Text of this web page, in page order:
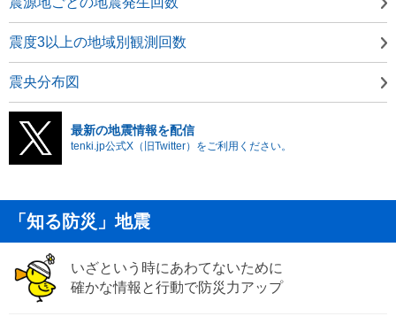
震度3以上の地域別観測回数
震央分布図
最新の地震情報を配信
tenki.jp公式X（旧Twitter）をご利用ください。
「知る防災」地震
いざという時にあわてないために
確かな情報と行動で防災力アップ